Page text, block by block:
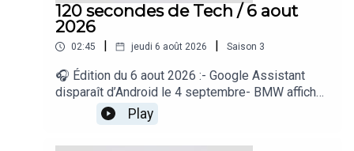
120 secondes de Tech / 6 aout
2026
02:45 jeudi 6 août 2026 Saison 3
🎧 Édition du 6 aout 2026 :- Google Assistant
disparaît d’Android le 4 septembre- BMW affiche
une publicité dans ses véhicules- OnePlus n’a
plus de téléphones à vendre en Amérique du
Nord- Disney ouvre ses personnages aux
Play